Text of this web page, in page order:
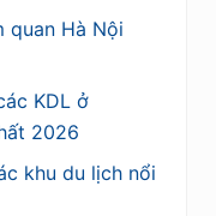
quan Hà Nội
KDL ở
2026
khu du lịch nổi